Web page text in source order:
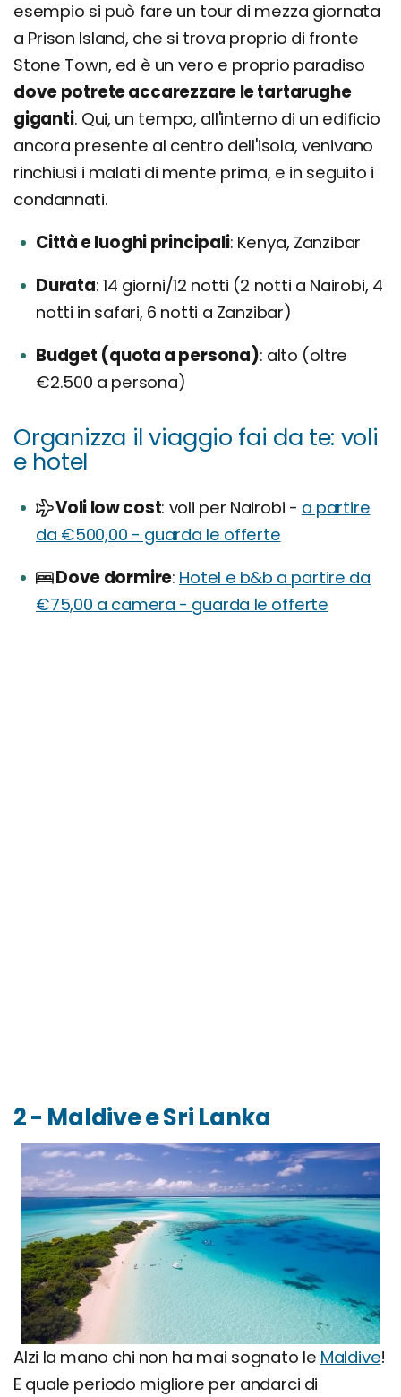
esempio si può fare un tour di mezza giornata
a Prison Island, che si trova proprio di fronte
Stone Town, ed è un vero e proprio paradiso
dove potrete accarezzare le tartarughe
giganti. Qui, un tempo, all'interno di un edificio
ancora presente al centro dell'isola, venivano
rinchiusi i malati di mente prima, e in seguito i
condannati.
Città e luoghi principali Kenya, Zanzibar
Durata 14 giorni/12 notti (2 notti a Nairobi, 4
notti in safari, 6 notti a Zanzibar)
Budget (quota a persona) alto (oltre
€2.500 a persona)
Organizza il viaggio fai da te: voli
e hotel
Voli low cost voli per Nairobi - a partire
da €500,00 - guarda le offerte
Dove dormire Hotel e b&b a partire da
€75,00 a camera - guarda le offerte
2 - Maldive e Sri Lanka
Alzi la mano chi non ha mai sognato le Maldive!
E quale periodo migliore per andarci di